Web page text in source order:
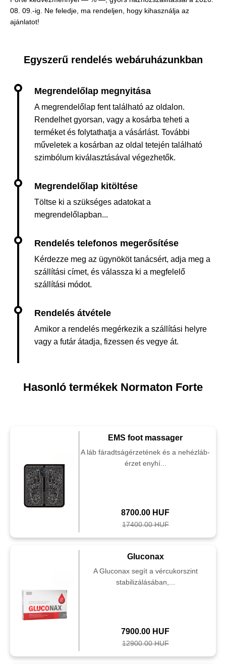
08. 09.-ig. Ne feledje, ma rendeljen, hogy kihasználja az
ajánlatot!
Egyszerű rendelés webáruházunkban
A megrendelőlap fent található az oldalon.
Rendelhet gyorsan, vagy a kosárba teheti a
terméket és folytathatja a vásárlást. További
műveletek a kosárban az oldal tetején található
szimbólum kiválasztásával végezhetők.
Töltse ki a szükséges adatokat a
megrendelőlapban...
Kérdezze meg az ügynököt tanácsért, adja meg a
szállítási címet, és válassza ki a megfelelő
szállítási módot.
Amikor a rendelés megérkezik a szállítási helyre
vagy a futár átadja, fizessen és vegye át.
Hasonló termékek Normaton Forte
EMS foot massager
A láb fáradtságérzetének és a nehézláb-
érzet enyhí...
8700.00 HUF
17400.00 HUF
Gluconax
A Gluconax segít a vércukorszint
stabilizálásában,...
7900.00 HUF
12900.00 HUF